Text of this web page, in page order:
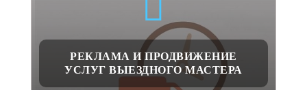
РЕКЛАМА И ПРОДВИЖЕНИЕ
УСЛУГ ВЫЕЗДНОГО МАСТЕРА